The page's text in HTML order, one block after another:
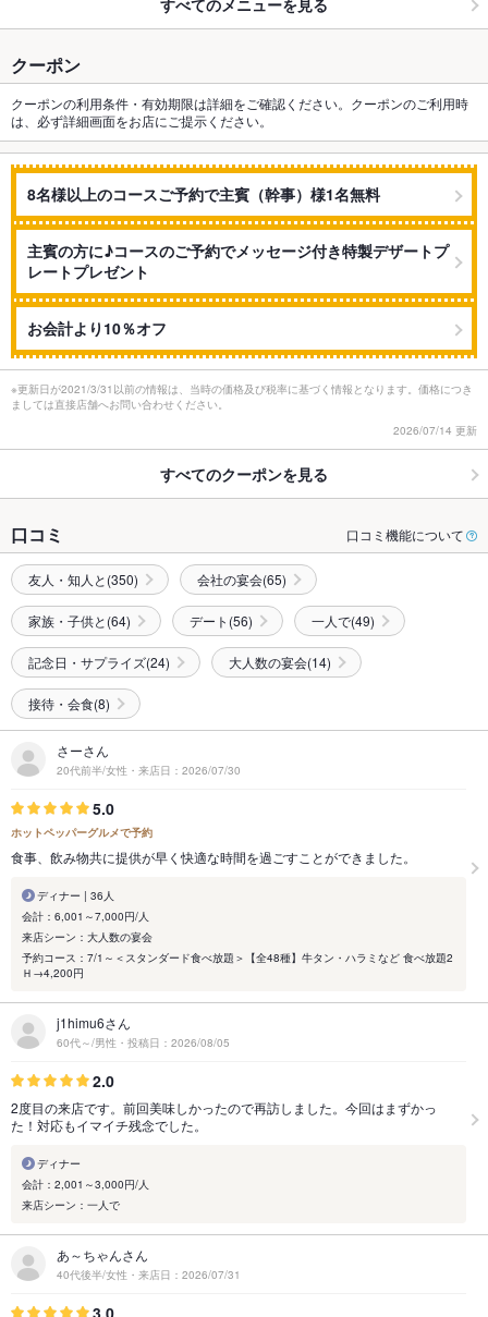
クーポン
クーポンの利用条件・有効期限は詳細をご確認ください。クーポンのご利用時
は、必ず詳細画面をお店にご提示ください。
8名様以上のコースご予約で主賓（幹事）様1名無料
主賓の方に♪コースのご予約でメッセージ付き特製デザートプ
レートプレゼント
お会計より10％オフ
※更新日が2021/3/31以前の情報は、当時の価格及び税率に基づく情報となります。価格につき
ましては直接店舗へお問い合わせください。
2026/07/14 更新
すべてのクーポンを見る
口コミ 口コミ機能について
友人・知人と(350) 会社の宴会(65)
家族・子供と(64) デート(56) 一人で(49)
記念日・サプライズ(24) 大人数の宴会(14)
接待・会食(8)
さーさん
20代前半/女性・来店日：2026/07/30
5.0
ホットペッパーグルメで予約
食事、飲み物共に提供が早く快適な時間を過ごすことができました。
ディナー | 36人
会計：6,001～7,000円/人
来店シーン：大人数の宴会
予約コース：7/1～＜スタンダード食べ放題＞【全48種】牛タン・ハラミなど 食べ放題2
Ｈ→4,200円
j1himu6さん
60代～/男性・投稿日：2026/08/05
2.0
2度目の来店です。前回美味しかったので再訪しました。今回はまずかっ
た！対応もイマイチ残念でした。
ディナー
会計：2,001～3,000円/人
来店シーン：一人で
あ～ちゃんさん
40代後半/女性・来店日：2026/07/31
3.0